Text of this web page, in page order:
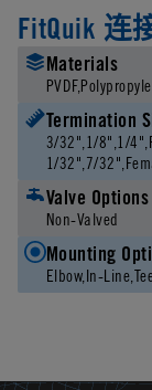
FitQuik 连
Materials
PVDF
Termination
3/32" 1/8" 1/4"
1/32" 7/32"
Valve Options
Non-Valved
Mounting
Elbow In-Line